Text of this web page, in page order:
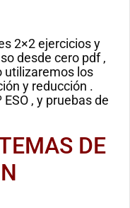
2×2 ejercicios y
desde cero pdf ,
utilizaremos los
y reducción .
ESO , y pruebas de
DE